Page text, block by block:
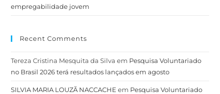
empregabilidade jovem
Recent Comments
Tereza Cristina Mesquita da Silva em Pesquisa Voluntariado
no Brasil 2026 terá resultados lançados em agosto
SILVIA MARIA LOUZÃ NACCACHE em Pesquisa Voluntariado